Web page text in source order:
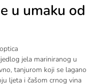
u umaku od
jela mariniranog u
tanjurom koji se lagano
ljeta i čašom crnog vina